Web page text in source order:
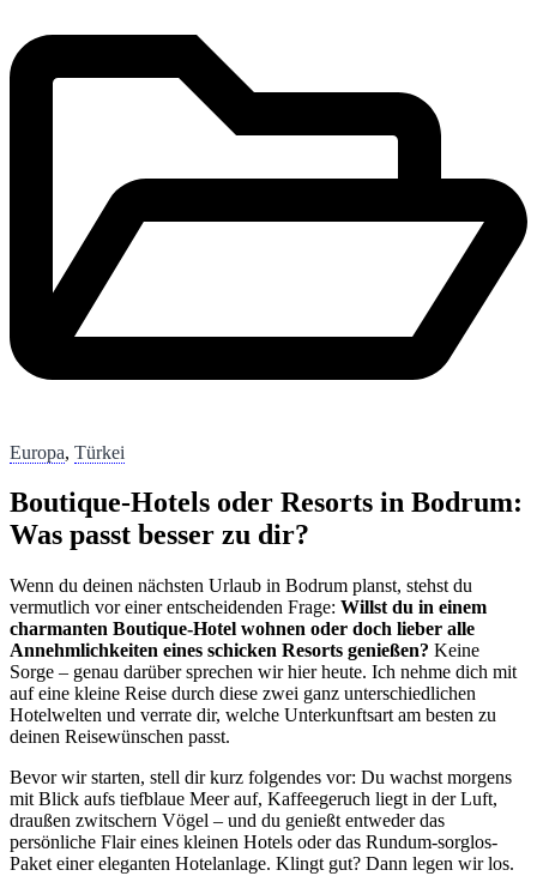
Europa, Türkei
Boutique-Hotels oder Resorts in Bodrum:
Was passt besser zu dir?
Wenn du deinen nächsten Urlaub in Bodrum planst, stehst du
vermutlich vor einer entscheidenden Frage: Willst du in einem
charmanten Boutique-Hotel wohnen oder doch lieber alle
Annehmlichkeiten eines schicken Resorts genießen? Keine
Sorge – genau darüber sprechen wir hier heute. Ich nehme dich mit
auf eine kleine Reise durch diese zwei ganz unterschiedlichen
Hotelwelten und verrate dir, welche Unterkunftsart am besten zu
deinen Reisewünschen passt.
Bevor wir starten, stell dir kurz folgendes vor: Du wachst morgens
mit Blick aufs tiefblaue Meer auf, Kaffeegeruch liegt in der Luft,
draußen zwitschern Vögel – und du genießt entweder das
persönliche Flair eines kleinen Hotels oder das Rundum-sorglos-
Paket einer eleganten Hotelanlage. Klingt gut? Dann legen wir los.